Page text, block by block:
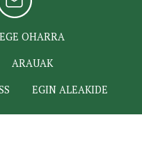
OHARRA
ARAUAK
EGIN ALEAKIDE